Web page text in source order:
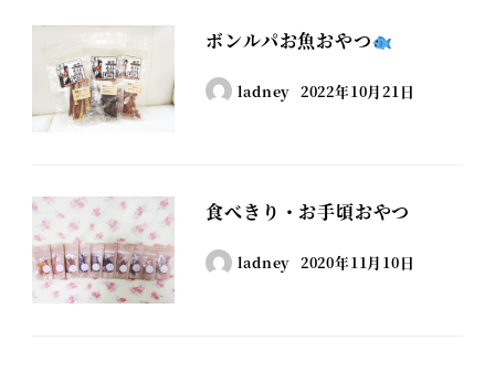
ボンルパお魚おやつ
ladney 2022年10月21日
食べきり・お手頃おやつ
ladney 2020年11月10日